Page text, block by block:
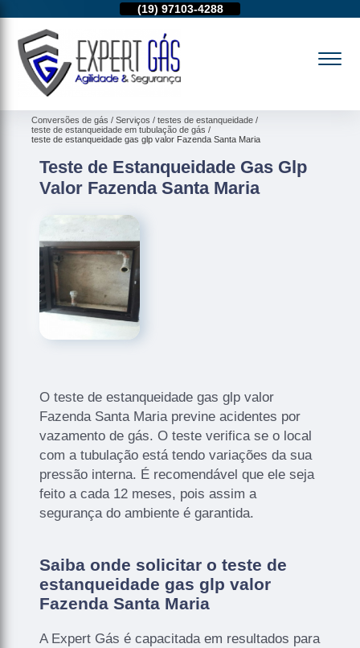
(19) 97103-4288
Conversões de gás Serviços
testes de estanqueidade
teste de estanqueidade em tubulação de gás
teste de estanqueidade gas glp valor Fazenda Santa Maria
Teste de Estanqueidade Gas Glp
Valor Fazenda Santa Maria
O teste de estanqueidade gas glp valor
Fazenda Santa Maria previne acidentes por
vazamento de gás. O teste verifica se o local
com a tubulação está tendo variações da sua
pressão interna. É recomendável que ele seja
feito a cada 12 meses, pois assim a
segurança do ambiente é garantida.
Saiba onde solicitar o teste de
estanqueidade gas glp valor
Fazenda Santa Maria
A Expert Gás é capacitada em resultados para